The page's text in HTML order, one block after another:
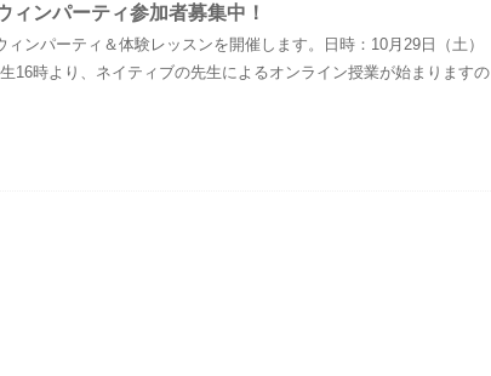
ィンパーティ参加者募集中！
ンパーティ＆体験レッスンを開催します。日時：10月29日（土）
16時より、ネイティブの先生によるオンライン授業が始まりますの